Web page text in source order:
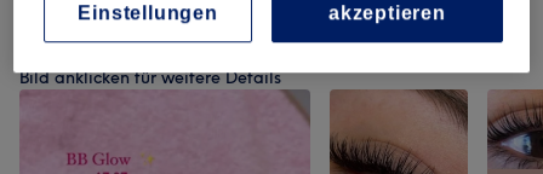
Unsere Arbeit
Bild anklicken für weitere Details
Einstellungen
akzeptieren